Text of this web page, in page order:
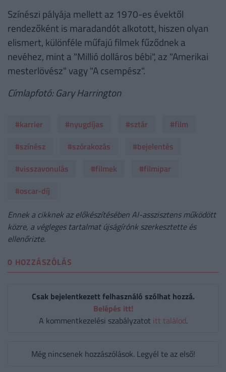
Színészi pályája mellett az 1970-es évektől
rendezőként is maradandót alkotott, hiszen olyan
elismert, különféle műfajú filmek fűződnek a
nevéhez, mint a "Millió dolláros bébi", az "Amerikai
mesterlövész" vagy "A csempész".
Címlapfotó: Gary Harrington
#karrier #nyugdíjas #sztár
#film
#színész
#szórakozás
#bejelentés
#visszavonulás
#filmek
#filmipar
#oscar-díj
Ennek a cikknek az előkészítésében AI-asszisztens működött
közre, a végleges tartalmat újságírónk szerkesztette és
ellenőrizte.
0 HOZZÁSZÓLÁS
Csak bejelentkezett felhasználó szólhat hozzá.
Belépés itt!
A kommentkezelési szabályzatot itt találod.
Még nincsenek hozzászólások. Legyél te az első!